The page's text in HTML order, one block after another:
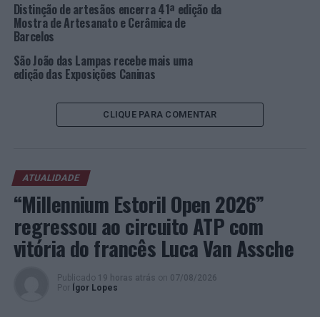
informal através de workshops, ações de formação,
tecnologias e equipamentos de experimentação e
numa oportunidade única para desafiar a imaginação e
capacidade de invenção e criação de cada um.
O GAVE – Grupo dos Artistas Vale de Eureka é uma
instituição criada em 2004 no concelho de Sintra, sem
suas diversas aptidões e vertentes artísticas que os
caracterizam, como a olaria, a cerâmica, passando por
trabalhos em madeira, azulejos e tecido, madeira e vidro,
ilustração e pintura.
Distinção de artesãos encerra 41ª edição da
Mostra de Artesanato e Cerâmica de
Barcelos
São João das Lampas recebe mais uma
edição das Exposições Caninas
CLIQUE PARA COMENTAR
ATUALIDADE
“Millennium Estoril Open 2026”
regressou ao circuito ATP com
vitória do francês Luca Van Assche
Publicado 19 horas atrás on 07/08/2026
Por
Ígor Lopes